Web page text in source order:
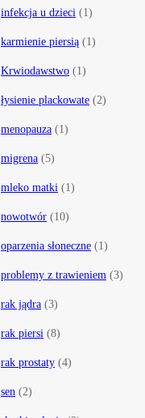
infekcja u dzieci (1)
karmienie piersią (1)
Krwiodawstwo (1)
łysienie plackowate (2)
menopauza (1)
migrena (5)
mleko matki (1)
nowotwór (10)
oparzenia słoneczne (1)
problemy z trawieniem (3)
rak jądra (3)
rak piersi (8)
rak prostaty (4)
sen (2)